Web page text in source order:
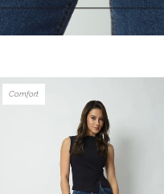
Comfort